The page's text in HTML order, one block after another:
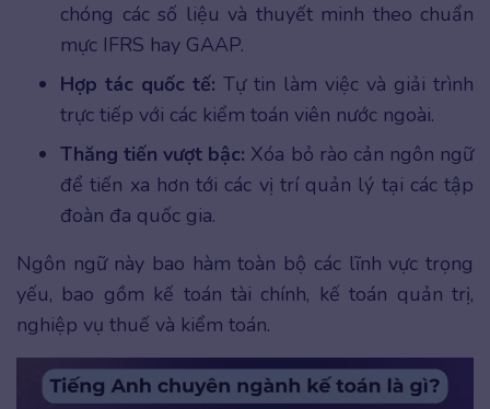
chóng các số liệu và thuyết minh theo chuẩn
mực IFRS hay GAAP.
Hợp tác quốc tế: Tự tin làm việc và giải trình
trực tiếp với các kiểm toán viên nước ngoài.
Thăng tiến vượt bậc: Xóa bỏ rào cản ngôn ngữ
để tiến xa hơn tới các vị trí quản lý tại các tập
đoàn đa quốc gia.
Ngôn ngữ này bao hàm toàn bộ các lĩnh vực trọng
yếu, bao gồm kế toán tài chính, kế toán quản trị,
nghiệp vụ thuế và kiểm toán.